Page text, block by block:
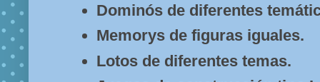
Dominós de diferentes
Memorys de figuras iguales.
Lotos de diferentes temas.